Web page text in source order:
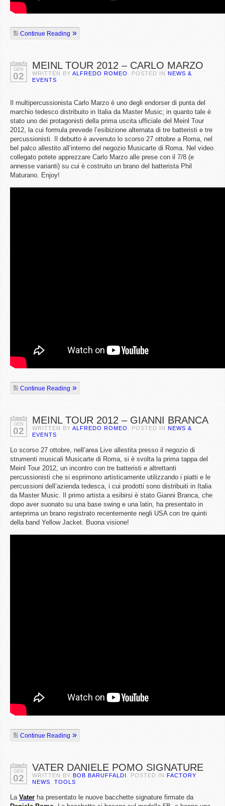
Continue Reading
GEN
02
MEINL TOUR 2012 – CARLO MARZO
WRITTEN BY ALFREDO ROMEO . POSTED IN NEWS &
EVENTS
Il multipercussionista Carlo Marzo è uno degli endorser di punta del
marchio tedesco distribuito in Italia da Master Music; in quanto tale è
stato uno dei protagonisti della prima uscita ufficiale del Meinl Tour
2012, la cui formula prevede l’esibizione alternata di tre batteristi e tre
percussionisti. Il debutto è avvenuto lo scorso 27 ottobre a Roma, nel
bel palco allestito all’interno del negozio Musicarte di Roma. Nel video
collegato potete apprezzare Carlo Marzo alle prese con il 7/8 (e
annesse varianti) su cui è costruito un brano del batterista Phil
Maturano. Enjoy!
Continue Reading
GEN
02
MEINL TOUR 2012 – GIANNI BRANCA
WRITTEN BY ALFREDO ROMEO . POSTED IN NEWS &
EVENTS
Lo scorso 27 ottobre, nell’area Live allestita presso il negozio di
strumenti musicali Musicarte di Roma, si è svolta la prima tappa del
Meinl Tour 2012, un incontro con tre batteristi e altrettanti
percussionisti che si esprimono artisticamente utilizzando i piatti e le
percussioni dell’azienda tedesca, i cui prodotti sono distribuiti in Italia
da Master Music. Il primo artista a esibirsi è stato Gianni Branca, che
dopo aver suonato su una base swing e una latin, ha presentato in
anteprima un brano registrato recentemente negli USA con tre quinti
della band Yellow Jacket. Buona visione!
Continue Reading
GEN
02
VATER DANIELE POMO SIGNATURE
WRITTEN BY BOB BARUFFALDI . POSTED IN FACTORY
NEWS
TOOLS
La Vater ha presentato le nuove bacchette signature firmate da